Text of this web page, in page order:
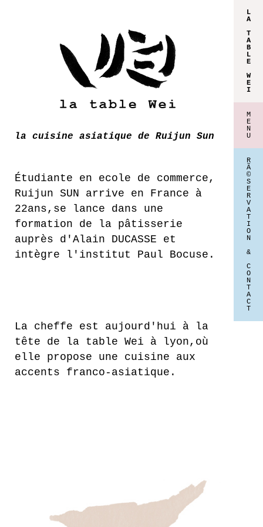
L
A
T
A
B
L
E
W
E
I
M
E
N
U
R
Ã
©
S
E
R
V
A
T
I
O
N
&
C
O
N
T
A
C
T
la cuisine asiatique de Ruijun Sun
Étudiante en ecole de commerce,
Ruijun SUN arrive en France à
22ans,se lance dans une
formation de la pâtisserie
auprès d'Alain DUCASSE et
intègre l'institut Paul Bocuse.
La cheffe est aujourd'hui à la
tête de la table Wei à lyon,où
elle propose une cuisine aux
accents franco-asiatique.